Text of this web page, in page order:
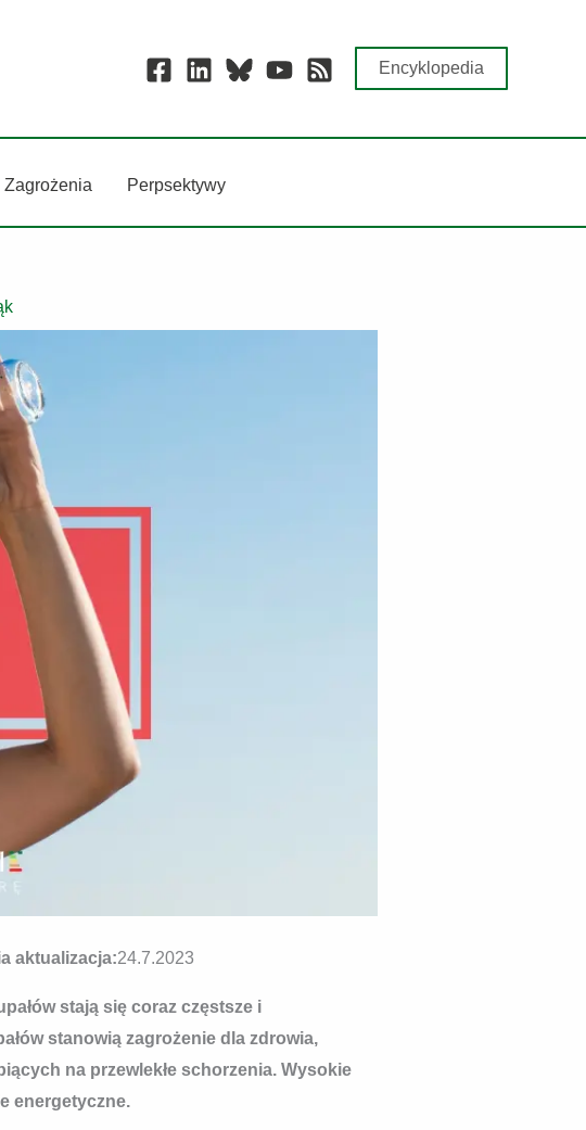
Encyklopedia
Zagrożenia Perpsektywy
aktualizacja:24.7.2023
stają się coraz częstsze i
stanowią zagrożenie dla zdrowia,
na przewlekłe schorzenia. Wysokie
energetyczne.